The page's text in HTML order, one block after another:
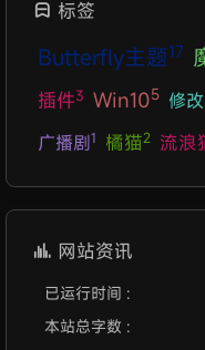
标签
Butterfly主题17
插件3 Win105 修
广播剧1 橘猫2 流浪
网站资讯
已运行时间 :
本站总字数 :